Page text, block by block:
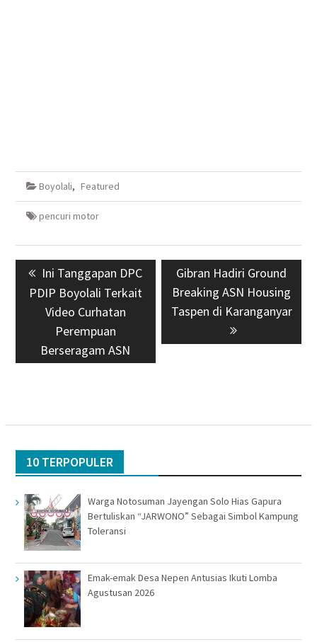
Boyolali, Featured
pencuri motor
Navigasi
pos Previous
post:
Ini Tanggapan DPC
PDIP Boyolali Terkait
Video Curhatan
Perempuan
Berseragam ASN
Next
post:
Gibran Hadiri Ground
Breaking ASN Housing
Taspen di Karanganyar
10 TERPOPULER
Warga Notosuman Jayengan Solo Hias Gapura
Bertuliskan “JARWONO” Sebagai Simbol Kampung
Toleransi
Emak-emak Desa Nepen Antusias Ikuti Lomba
Agustusan 2026